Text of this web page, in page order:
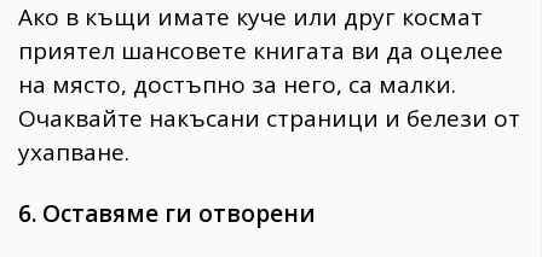
Ако в къщи имате куче или друг космат
приятел шансовете книгата ви да оцелее
на място, достъпно за него, са малки.
Очаквайте накъсани страници и белези от
ухапване.
6. Оставяме ги отворени